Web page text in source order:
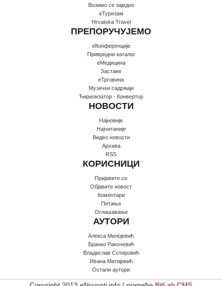
Возимо се заједно
еТуризам
Hrvatska Travel
ПРЕПОРУЧУЈЕМО
еКонференције
Привредни каталог
еМедицина
Заставе
еТрговина
Музички садржаји
Ћирилизатор - Конвертор
НОВОСТИ
Најновије
Најчитаније
Видео новости
Архива
RSS
КОРИСНИЦИ
Пријавите се
Oбјавите новост
Коментари
Питања
Оглашавање
АУТОРИ
Алекса Милојевић
Бранко Ракочевић
Владислав Сотировић
Ивана Матијевић
Остали аутори